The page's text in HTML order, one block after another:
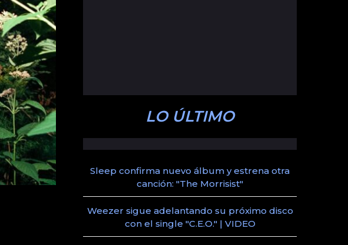
LO ÚLTIMO
Sleep confirma nuevo álbum y estrena otra
canción: "The Morrisist"
Weezer sigue adelantando su próximo disco
con el single "C.E.O." | VIDEO